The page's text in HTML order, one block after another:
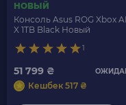
НОВЫЙ
Консоль Asus ROG Xbox
X 1TB Black Новый
1
51 799 ₴
Кешбек 517 ₴